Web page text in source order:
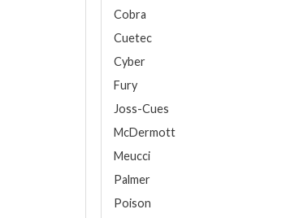
Cobra
Cuetec
Cyber
Fury
Joss-Cues
McDermott
Meucci
Palmer
Poison